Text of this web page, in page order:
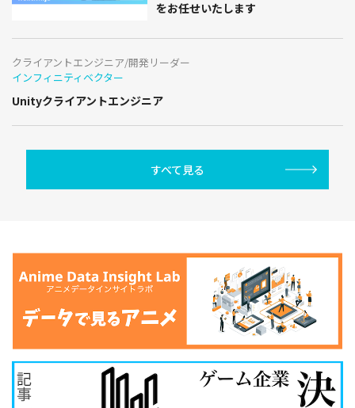
をお任せいたします
クライアントエンジニア/開発リーダー
インフィニティベクター
Unityクライアントエンジニア
すべて見る